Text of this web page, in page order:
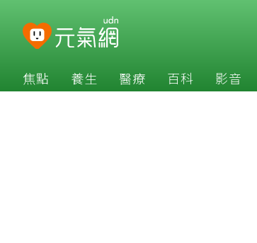
焦點 養生 醫療 百科 影音